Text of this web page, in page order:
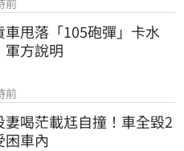
車甩落「105砲彈」卡水
軍方說明
前
妻喝茫載尪自撞！車全毀2
困車內